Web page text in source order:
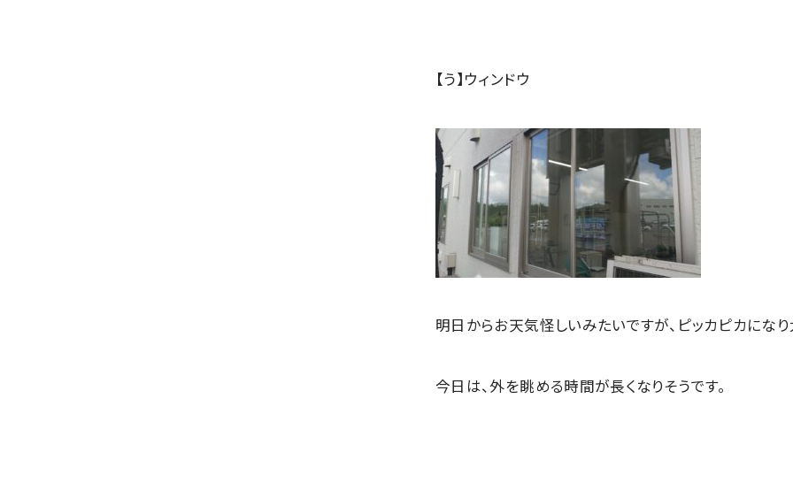
【う】ウィンドウ
明日からお天気怪しいみたいですが、ピッカピカにな
今日は、外を眺める時間が長くなりそうです。